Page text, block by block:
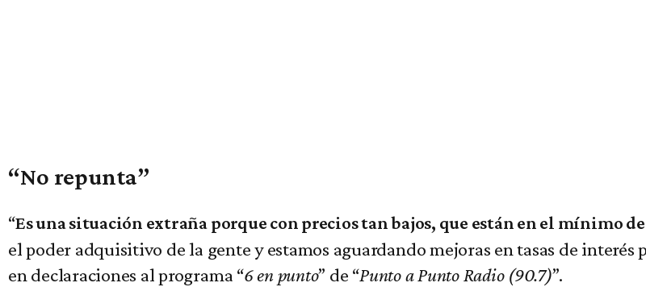
“No repunta”
“Es una situación extraña porque con precios tan bajos, que están en el mínimo
el poder adquisitivo de la gente y estamos aguardando mejoras en tasas de interés
en declaraciones al programa “6 en punto” de “Punto a Punto Radio (90.7)”.